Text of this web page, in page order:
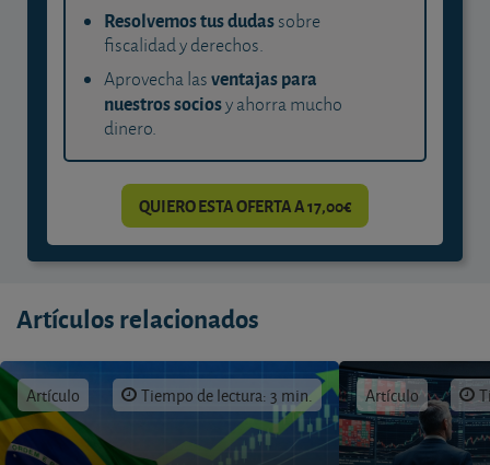
Resolvemos tus dudassobre
fiscalidad y derechos.
Aprovecha lasventajas para
nuestros sociosy ahorra mucho
dinero.
QUIERO ESTA OFERTA A 17,00€
Artículos relacionados
Artículo Tiempo de lectura: 3 min. Artículo